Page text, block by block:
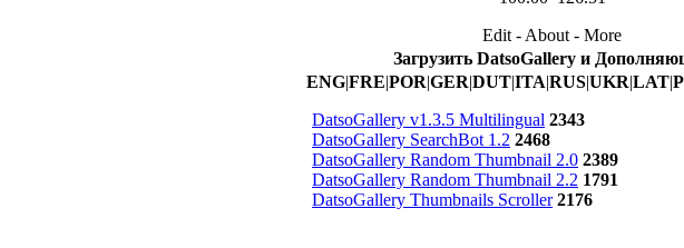
Edit - About - More
Загрузить DatsoGallery и
ENG|FRE|POR|GER|DUT|ITA|RUS|UKR|LAT|
DatsoGallery v1.3.5 Multilingual 2343
DatsoGallery SearchBot 1.2 2468
DatsoGallery Random Thumbnail 2.0 2389
DatsoGallery Random Thumbnail 2.2 1791
DatsoGallery Thumbnails Scroller 2176